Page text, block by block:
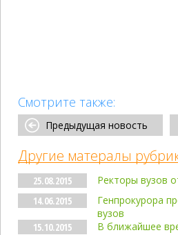
Смотрите также:
Предыдущая новость
Другие матералы
25.08.2015
Ректоры вузов
14.06.2015
Генпрокурора
вузов
15.10.2015
В ближайшее